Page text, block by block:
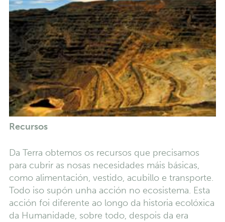
Recursos
Da Terra obtemos os recursos que precisamos
para cubrir as nosas necesidades máis básicas,
como alimentación, vestido, acubillo e transporte.
Todo iso supón unha acción no ecosistema. Esta
acción foi diferente ao longo da historia ecolóxica
da Humanidade, sobre todo, despois da era